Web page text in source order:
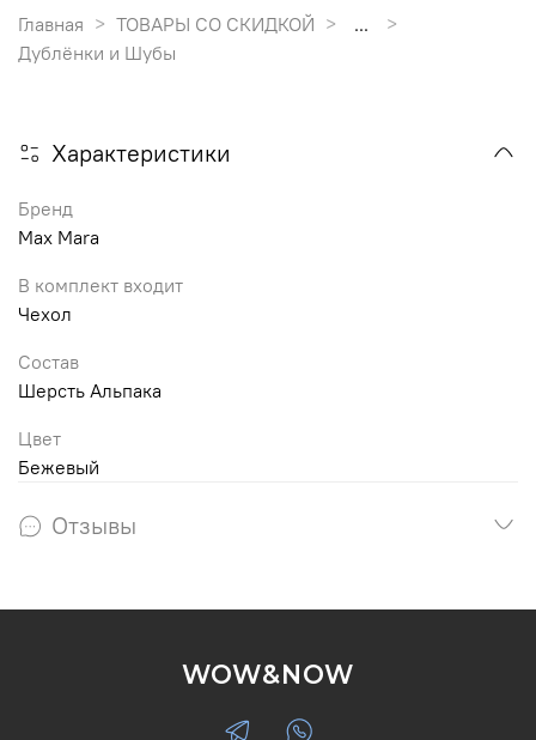
Главная ТОВАРЫ СО СКИДКОЙ
...
Дублёнки и Шубы
Характеристики
Бренд
Max Mara
В комплект входит
Чехол
Состав
Шерсть Альпака
Цвет
Бежевый
Отзывы
WOW&NOW